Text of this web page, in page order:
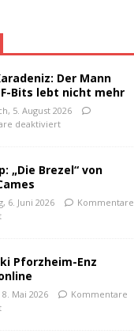
Der Mann
Bits lebt nicht mehr
5. August 2026
deaktiviert
„Die Brezel“ von
6. Juni 2026
Kommentare
Pforzheim-Enz
Mai 2026
Kommentare